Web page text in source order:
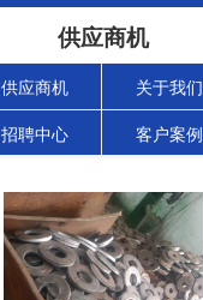
供应商机
供应商机 关于我们
招聘中心 客户案例